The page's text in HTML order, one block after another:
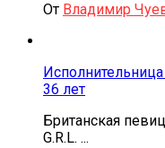
От Владимир
36 лет
Британская
G.R.L. ...